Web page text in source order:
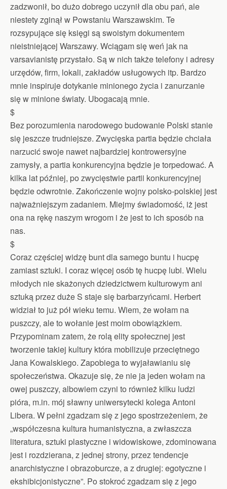
zadzwonił, bo dużo dobrego uczynił dla obu pań, ale
niestety zginął w Powstaniu Warszawskim. Te
rozsypujące się księgi są swoistym dokumentem
nieistniejącej Warszawy. Wciągam się weń jak na
varsavianistę przystało. Są w nich także telefony i adresy
urzędów, firm, lokali, zakładów usługowych itp. Bardzo
mnie inspiruje dotykanie minionego życia i zanurzanie
się w minione światy. Ubogacają mnie.
$
Bez porozumienia narodowego budowanie Polski stanie
się jeszcze trudniejsze. Zwycięska partia będzie chciała
narzucić swoje nawet najbardziej kontrowersyjne
zamysły, a partia konkurencyjna będzie je torpedować. A
kilka lat później, po zwycięstwie partii konkurencyjnej
będzie odwrotnie. Zakończenie wojny polsko-polskiej jest
najważniejszym zadaniem. Miejmy świadomość, iż jest
ona na rękę naszym wrogom i że jest to ich sposób na
nas.
$
Coraz częściej widzę bunt dla samego buntu i hucpę
zamiast sztuki. I coraz więcej osób tę hucpę lubi. Wielu
młodych nie skażonych dziedzictwem kulturowym ani
sztuką przez duże S staje się barbarzyńcami. Herbert
widział to już pół wieku temu. Wiem, że wołam na
puszczy, ale to wołanie jest moim obowiązkiem.
Przypominam zatem, że rolą elity społecznej jest
tworzenie takiej kultury która mobilizuje przeciętnego
Jana Kowalskiego. Zapobiega to wyjaławianiu się
społeczeństwa. Okazuje się, że nie ja jeden wołam na
owej puszczy, albowiem czyni to również kilku ludzi
pióra, m.in. mój sławny uniwersytecki kolega Antoni
Libera. W pełni zgadzam się z jego spostrzeżeniem, że
„współczesna kultura humanistyczna, a zwłaszcza
literatura, sztuki plastyczne i widowiskowe, zdominowana
jest i rozdzierana, z jednej strony, przez tendencje
anarchistyczne i obrazoburcze, a z drugiej: egotyczne i
ekshibicjonistyczne”. Po stokroć zgadzam się z jego